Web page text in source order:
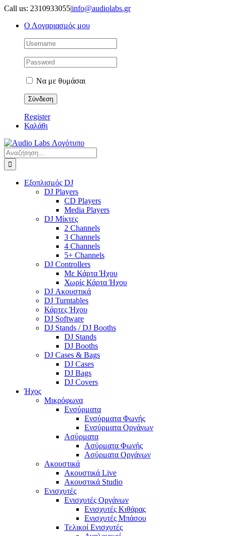
Μετάβαση
περιεχόμενο
Call us: 2310933055|info@audiolabs.gr
Ο Λογαριασμός μου
Να με θυμάσαι
Register
Καλάθι
Αναζήτηση
για:
Εξοπλισμός DJ
DJ Players
CD Players
Media Players
DJ Μίκτες
2 Channels
3 Channels
4 Channels
5+ Channels
DJ Controllers
Με Κάρτα Ήχου
Χωρίς Κάρτα Ήχου
DJ Ακουστικά
DJ Turntables
Κάρτες Ήχου
DJ Software
DJ Stands / DJ Booths
DJ Stands
DJ Booths
DJ Cases & Bags
DJ Cases
DJ Bags
DJ Covers
Ήχος
Μικρόφωνα
Ενσύρματα
Ενσύρματα Φωνής
Ενσύρματα Οργάνων
Ασύρματα
Ασύρματα Φωνής
Ασύρματα Οργάνων
Ακουστικά
Ακουστικά Live
Ακουστικά Studio
Ενισχυτές
Ενισχυτές Οργάνων
Ενισχυτές Κιθάρας
Ενισχυτές Μπάσου
Τελικοί Ενισχυτές